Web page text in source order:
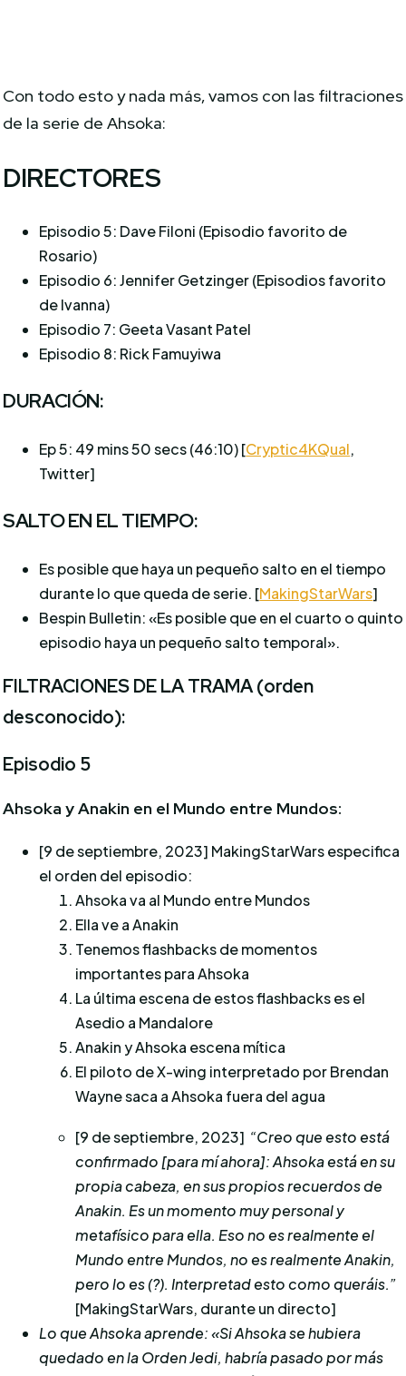
Con todo esto y nada más, vamos con las filtraciones
de la serie de Ahsoka:
DIRECTORES
Episodio 5: Dave Filoni (Episodio favorito de
Rosario)
Episodio 6: Jennifer Getzinger (Episodios favorito
de Ivanna)
Episodio 7: Geeta Vasant Patel
Episodio 8: Rick Famuyiwa
DURACIÓN:
Ep 5: 49 mins 50 secs (46:10) [Cryptic4KQual,
Twitter]
SALTO EN EL TIEMPO:
Es posible que haya un pequeño salto en el tiempo
durante lo que queda de serie. [MakingStarWars]
Bespin Bulletin: «Es posible que en el cuarto o quinto
episodio haya un pequeño salto temporal».
FILTRACIONES DE LA TRAMA (orden
desconocido):
Episodio 5
Ahsoka y Anakin en el Mundo entre Mundos:
[9 de septiembre, 2023] MakingStarWars especifica
el orden del episodio:
Ahsoka va al Mundo entre Mundos
Ella ve a Anakin
Tenemos flashbacks de momentos
importantes para Ahsoka
La última escena de estos flashbacks es el
Asedio a Mandalore
Anakin y Ahsoka escena mítica
El piloto de X-wing interpretado por Brendan
Wayne saca a Ahsoka fuera del agua
[9 de septiembre, 2023] “Creo que esto está
confirmado [para mí ahora]: Ahsoka está en su
propia cabeza, en sus propios recuerdos de
Anakin. Es un momento muy personal y
metafísico para ella. Eso no es realmente el
Mundo entre Mundos, no es realmente Anakin,
pero lo es (?). Interpretad esto como queráis.”
[MakingStarWars, durante un directo]
Lo que Ahsoka aprende: «Si Ahsoka se hubiera
quedado en la Orden Jedi, habría pasado por más